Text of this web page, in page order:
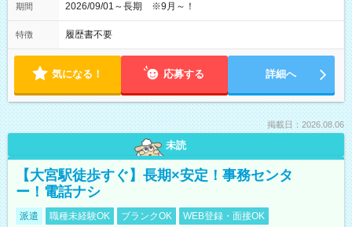
期間 2026/09/01～長期 ※9月～！
特徴 履歴書不要
気になる！ 応募する 詳細へ
掲載日：2026.08.06
未読
【大宮駅徒歩すぐ】長期×安定！事務センタ
ー！電話ナシ
派遣 職種未経験OK ブランクOK WEB登録・面接OK